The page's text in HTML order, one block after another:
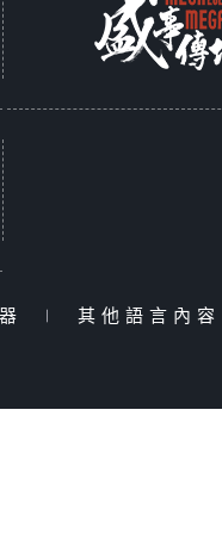
| 其他語言內容